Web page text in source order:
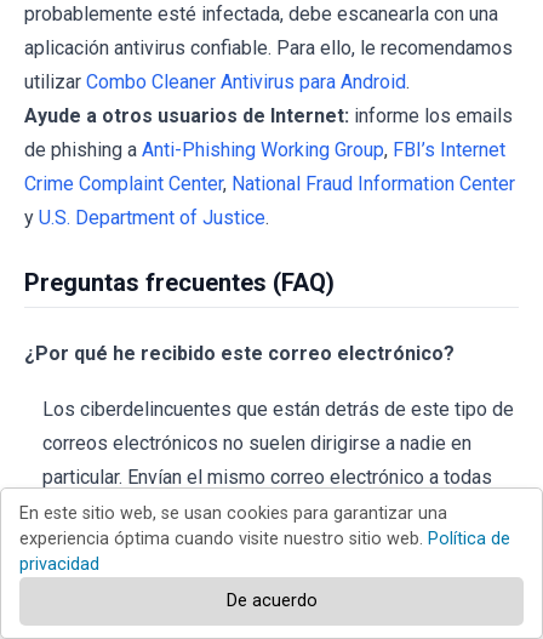
probablemente esté infectada, debe escanearla con una
aplicación antivirus confiable. Para ello, le recomendamos
utilizar Combo Cleaner Antivirus para Android.
Ayude a otros usuarios de Internet: informe los emails
de phishing a Anti-Phishing Working Group, FBI’s Internet
Crime Complaint Center, National Fraud Information Center
y U.S. Department of Justice.
Preguntas frecuentes (FAQ)
¿Por qué he recibido este correo electrónico?
Los ciberdelincuentes que están detrás de este tipo de
correos electrónicos no suelen dirigirse a nadie en
particular. Envían el mismo correo electrónico a todas
las direcciones de su base de datos.
He abierto un archivo descargado a través del sitio
web proporcionado, ¿está mi ordenador infectado?
En este sitio web, se usan cookies para garantizar una
experiencia óptima cuando visite nuestro sitio web. Política de
privacidad
De acuerdo